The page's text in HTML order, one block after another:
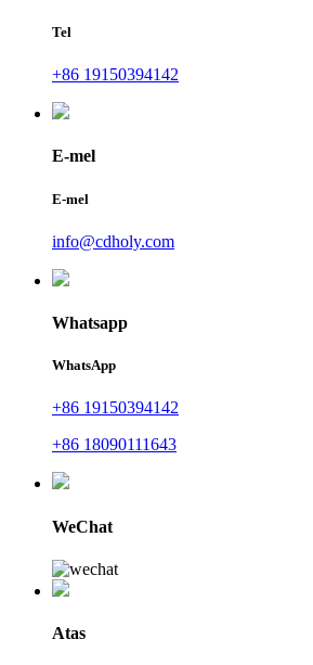
Tel
+86 19150394142
E-mel
E-mel
info@cdholy.com
Whatsapp
WhatsApp
+86 19150394142
+86 18090111643
WeChat
Atas